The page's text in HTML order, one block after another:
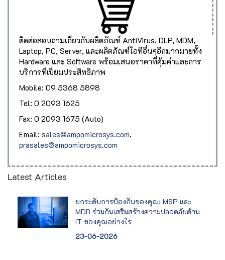
ติดต่อสอบถามเกี่ยวกับผลิตภัณฑ์ AntiVirus, DLP, MDM,
Laptop, PC, Server, และผลิตภัณฑ์ไอทีอื่นๆอีกมากมายทั้ง
Hardware และ Software พร้อมเสนอราคาที่คุ้มค่าและการ
บริการที่เปี่ยมประสิทธิภาพ
Mobile: 09 5368 5898
Tel: 0 2093 1625
Fax: 0 2093 1675 (Auto)
Email: sales@ampomicrosys.com,
prasales@ampomicrosys.com
Latest Articles
ยกระดับการป้องกันของคุณ: MSP และ
MDR ร่วมกันเสริมสร้างความปลอดภัยด้าน
IT ของคุณอย่างไร
23-06-2026